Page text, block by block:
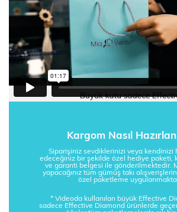
Kargom Nasıl
Siparişiniz sevdiklerinizi veya kendinizi
edeceğiniz bir şekilde özel hediye paketi,
ve garanti belgesi ile gönderilmektedir.
yapacağınız tüm gümüş takı
özel paketleme
* Videoda kullanılan büyük Effective
sadece Effective Diamond ürünlerde